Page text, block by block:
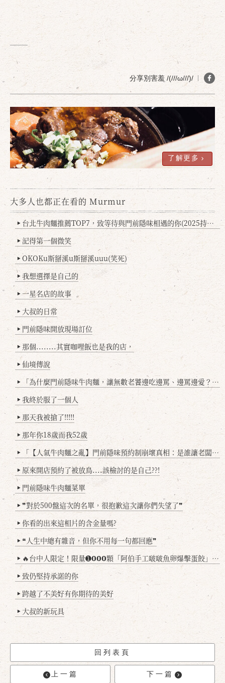
分享別害羞 /(///ω///)/
了解更多
大多人也都正在看的 Murmur
▶ 台北牛肉麵推薦TOP7，致等待與門前隱味相遇的你(2025持續更新
▶ 記得第一個微笑
▶ OKOKu斯掰溪u斯掰溪uuu(笑死)
▶ 我想選擇是自己的
▶ 一星名店的故事
▶ 大叔的日常
▶ 門前隱味開放現場訂位
▶ 那個........其實咖哩飯也是我的店，
▶ 仙境傳說
▶ 「為什麼門前隱味牛肉麵，讓無數老饕邊吃邊罵、邊罵邊愛？小辣雞揭密！」
▶ 我終於服了一個人
▶ 那天我被搶了!!!!!
▶ 那年你18歲而我52歲
▶ 「【人氣牛肉麵之亂】門前隱味預約制崩壞真相：是誰讓老闆心灰意冷？」
▶ 原來開店預約了被放鳥....該檢討的是自己??!
▶ 門前隱味牛肉麵菜單
▶ ❞對於500盤這次的名單，很抱歉這次讓你們失望了❞
▶ 你看的出來這相片的含金量嗎?
▶ ❝人生中總有雜音，但你不用每一句都回應❞
▶ 🔥台中人限定！限量➊𝟬𝟬𝟬顆「阿伯手工啵啵魚卵爆擊蛋餃」台北已被搶爆2萬顆，最後名額門前隱味只留給你！🥟💥
▶ 致仍堅持承諾的你
▶ 跨越了不美好有你期待的美好
▶ 大叔的新玩具
回列表頁
上一篇 下一篇